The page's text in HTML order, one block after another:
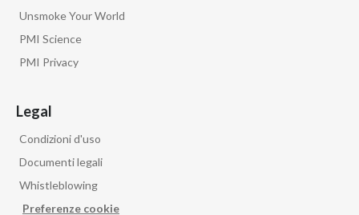
Unsmoke Your World
PMI Science
PMI Privacy
Legal
Condizioni d'uso
Documenti legali
Whistleblowing
Preferenze cookie